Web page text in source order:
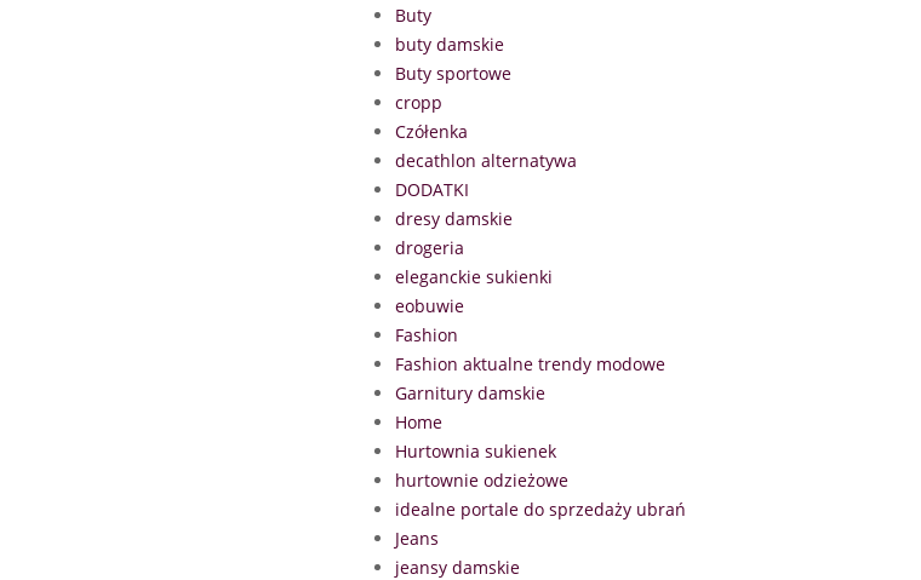
Buty
buty damskie
Buty sportowe
cropp
Czółenka
decathlon alternatywa
DODATKI
dresy damskie
drogeria
eleganckie sukienki
eobuwie
Fashion
Fashion aktualne trendy modowe
Garnitury damskie
Home
Hurtownia sukienek
hurtownie odzieżowe
idealne portale do sprzedaży ubrań
Jeans
jeansy damskie